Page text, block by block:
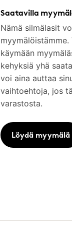
Saatavilla
Nämä silmälasit
käymään
kehyksiä yhä
voi aina auttaa
vaihtoehtoja, jos
varastosta.
Löydä myymälä